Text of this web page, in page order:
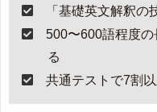
「基礎英文解釈の
500〜600語程度
る
共通テストで7割